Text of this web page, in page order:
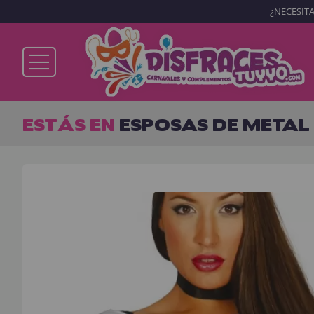
Ya soy cliente
ESTÁS EN ESPOSAS DE